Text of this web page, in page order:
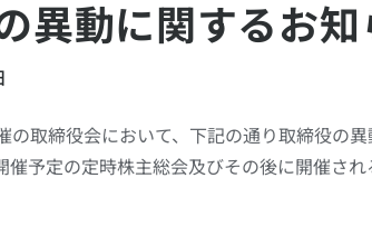
異動に関するお知
の取締役会において、下記の通り取締役の
催予定の定時株主総会及びその後に開催され